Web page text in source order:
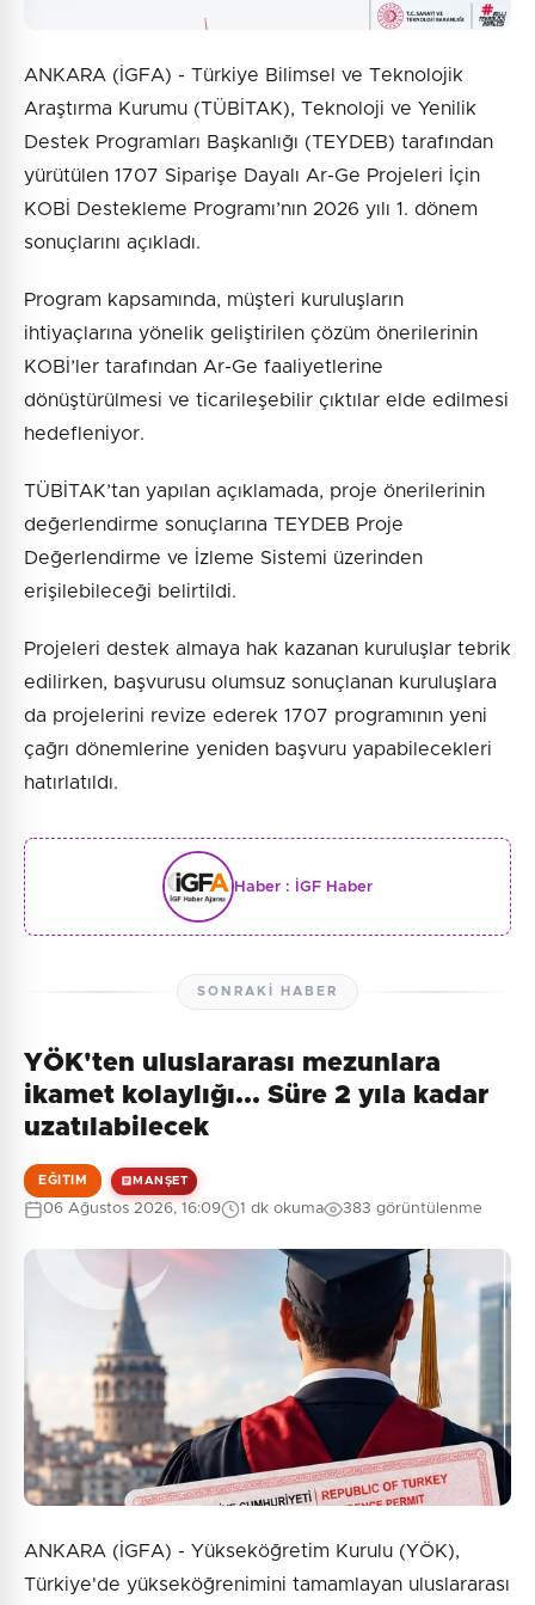
ANKARA (İGFA) - Türkiye Bilimsel ve Teknolojik
Araştırma Kurumu (TÜBİTAK), Teknoloji ve Yenilik
Destek Programları Başkanlığı (TEYDEB) tarafından
yürütülen 1707 Siparişe Dayalı Ar-Ge Projeleri İçin
KOBİ Destekleme Programı’nın 2026 yılı 1. dönem
sonuçlarını açıkladı.
Program kapsamında, müşteri kuruluşların
ihtiyaçlarına yönelik geliştirilen çözüm önerilerinin
KOBİ’ler tarafından Ar-Ge faaliyetlerine
dönüştürülmesi ve ticarileşebilir çıktılar elde edilmesi
hedefleniyor.
TÜBİTAK’tan yapılan açıklamada, proje önerilerinin
değerlendirme sonuçlarına TEYDEB Proje
Değerlendirme ve İzleme Sistemi üzerinden
erişilebileceği belirtildi.
Projeleri destek almaya hak kazanan kuruluşlar tebrik
edilirken, başvurusu olumsuz sonuçlanan kuruluşlara
da projelerini revize ederek 1707 programının yeni
çağrı dönemlerine yeniden başvuru yapabilecekleri
hatırlatıldı.
Haber : İGF Haber
SONRAKI HABER
YÖK'ten uluslararası mezunlara
ikamet kolaylığı... Süre 2 yıla kadar
uzatılabilecek
EĞITIM MANŞET
06 Ağustos 2026, 16:09 1 dk okuma 383 görüntülenme
ANKARA (İGFA) - Yükseköğretim Kurulu (YÖK),
Türkiye'de yükseköğrenimini tamamlayan uluslararası